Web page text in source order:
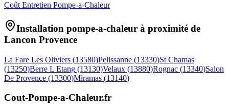
Coût Entretien Pompe-a-Chaleur
Installation pompe-a-chaleur à proximité de
Lancon Provence
La Fare Les Oliviers (13580)Pelissanne (13330)St Chamas
(13250)Berre L Etang (13130)Velaux (13880)Rognac (13340)Salon
De Provence (13300)Miramas (13140)
Cout-Pompe-a-Chaleur.fr